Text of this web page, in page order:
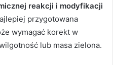
reakcji i modyfikacji
przygotowana
wymagać korekt w
lub masa zielona.